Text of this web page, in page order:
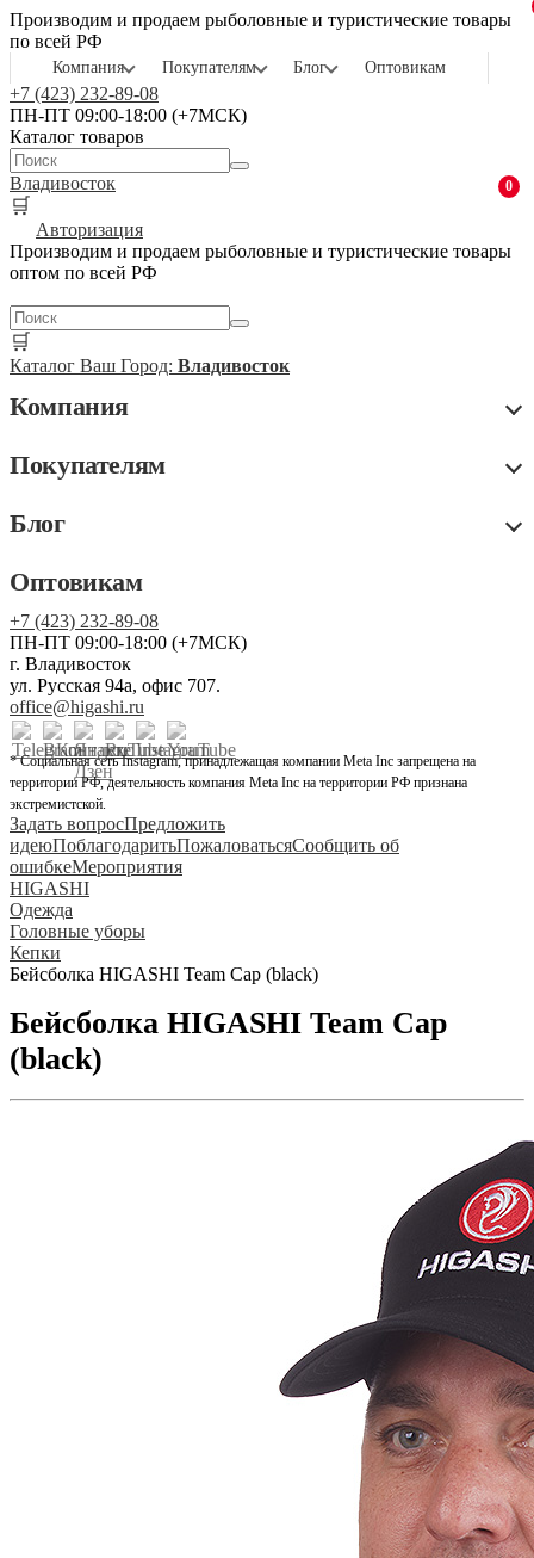
Производим и продаем рыболовные и туристические товары
по всей РФ
Компания Покупателям Блог Оптовикам
+7 (423) 232-89-08
ПН-ПТ 09:00-18:00 (+7МСК)
Каталог товаров
Владивосток
🛒
0
Авторизация
Производим и продаем рыболовные и туристические товары
оптом по всей РФ
🛒
Каталог Ваш Город: Владивосток
Компания
Покупателям
Блог
Оптовикам
+7 (423) 232-89-08
ПН-ПТ 09:00-18:00 (+7МСК)
г. Владивосток
ул. Русская 94а, офис 707.
office@higashi.ru
* Социальная сеть Instagram, принадлежащая компании Meta Inc запрещена на
территории РФ, деятельность компания Meta Inc на территории РФ признана
экстремистской.
Задать вопросПредложить
идеюПоблагодаритьПожаловатьсяСообщить об
ошибкеМероприятия
HIGASHI
Одежда
Головные уборы
Кепки
Бейсболка HIGASHI Team Cap (black)
Бейсболка HIGASHI Team Cap
(black)